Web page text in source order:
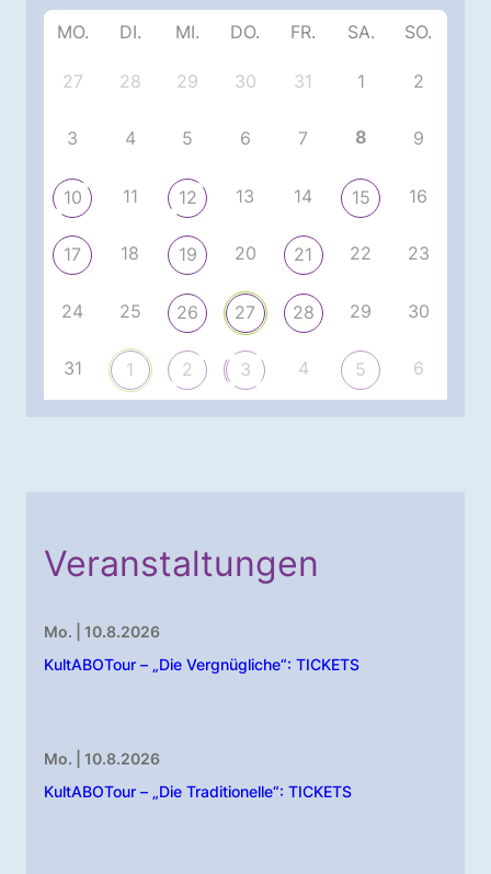
MO. DI. MI. DO. FR. SA. SO.
27 28 29 30 31 1 2
3 4 5 6 7 8 9
10 11 12 13 14 15 16
17 18 19 20 21 22 23
24 25 26 27 28 29 30
31 1 2 3 4 5 6
Veranstaltungen
Mo. | 10.8.2026
KultABOTour – „Die Vergnügliche“: TICKETS
Mo. | 10.8.2026
KultABOTour – „Die Traditionelle“: TICKETS